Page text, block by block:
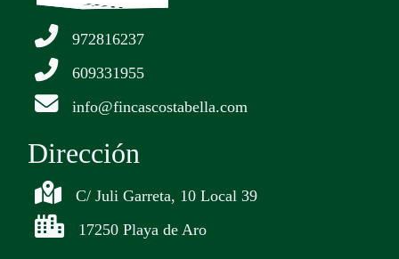
972816237
609331955
info@fincascostabella.com
Dirección
C/ Juli Garreta, 10 Local 39
17250 Playa de Aro